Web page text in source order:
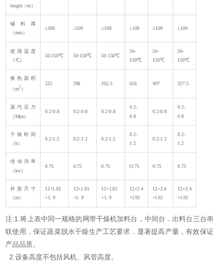
length（m）
铺料厚
（mm）
≤100 ≤100 ≤100 ≤100 ≤100 ≤100
使用温度
（℃）
50-150℃ 50-150℃ 50-150℃
50-
150℃
50-
150℃
50-
150℃
换热面积
（m2 ）
525 398 262.5 656 497 327.5
蒸汽压力
（Mpa）
0.2-0.8 0.2-0.8 0.2-0.8
0.2-
0.8
0.2-0.8
0.2-
0.8
干燥时间
（h）
0.2-1.2 0.2-1.2 0.2-1.2
0.2-
1.2
0.2-1.2
0.2-
1.2
传动功率
（kw）
0.75 0.75 0.75 O.75 0.75 0.75
外形尺寸
（m）
12×1.81
×1. 9
12×1.81
×1. 9
12×1.81
×1. 9
12×2.4
×l.92
12×2.4
×l.92
12×2.4
×l.92
注:1.将上表中同一规格的网带干燥机加料台，中间台．出料台三台串
联使用，保证蔬菜脱水干燥生产工艺要求．显著提高产量，有效保证
产品品质。
2.设备高度不包括风机、风管高度。